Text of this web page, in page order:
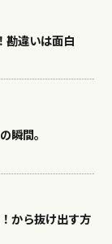
勘違いは面白
瞬間。
から抜け出す方